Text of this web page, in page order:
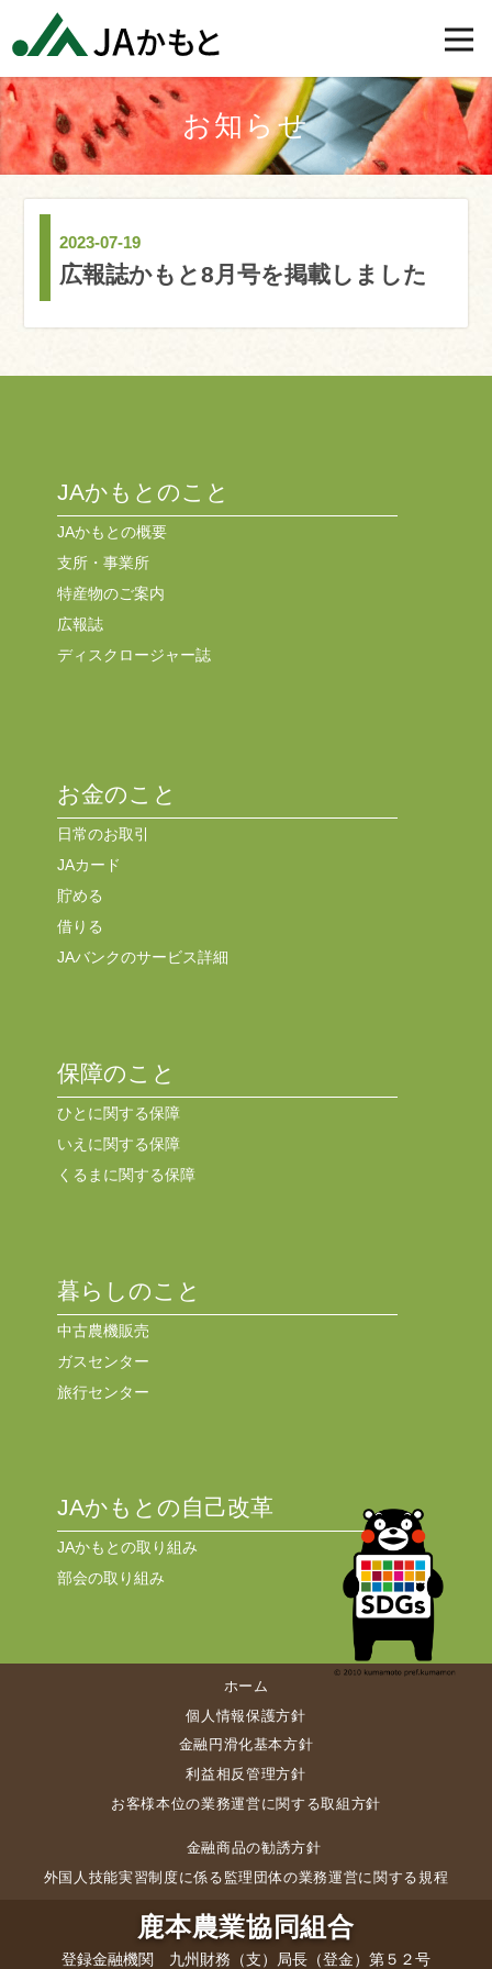
お知らせ
2023-07-19
広報誌かもと8月号を掲載しました
JAかもとのこと
JAかもとの概要
支所・事業所
特産物のご案内
広報誌
ディスクロージャー誌
お金のこと
日常のお取引
JAカード
貯める
借りる
JAバンクのサービス詳細
保障のこと
ひとに関する保障
いえに関する保障
くるまに関する保障
暮らしのこと
中古農機販売
ガスセンター
旅行センター
JAかもとの自己改革
JAかもとの取り組み
部会の取り組み
ホーム
個人情報保護方針
金融円滑化基本方針
利益相反管理方針
お客様本位の業務運営に関する取組方針
金融商品の勧誘方針
外国人技能実習制度に係る監理団体の業務運営に関する規程
鹿本農業協同組合
登録金融機関 九州財務（支）局長（登金）第５２号